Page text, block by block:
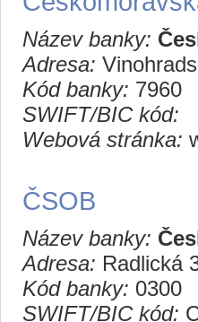
Název banky:
Adresa:
Kód banky: 7960
SWIFT/BIC kód:
Webová stránka:
ČSOB
Název banky:
Adresa: Radlická
Kód banky: 0300
SWIFT/BIC kód: